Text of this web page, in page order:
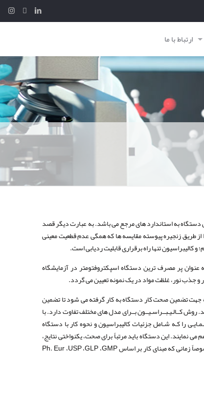
ارتباط با ما
دستگاه به استاندارد های مرجع می باشد. به عبارت دیگر قصد
از طریق زنجیره پیوسته مقایسه ها که همگی عدم قطعیت معینی
و کالیبراسیون تنها راه برقراری قابلیت ردیابی است.
عنوان پر مصرف ترین دستگاه اسپکتروفتومتر در آزمایشگاه
جذب نور، غلظت مواد در یک نمونه تعیین می گردد.
جهت تضمین صحت کار دستگاه به کار گرفته می شود تا تضمین
کــالـیـبــراسـیــون بــرای مدل های مختلف تفاوت دارد. با
را کـه شـامل جزئیات کالیبراسیون و نحوه کار با دستگاه
نمایند. این دستگاه باید مرتباً برای صحت، یکنواختی نتایج،
عملکرد و همچنین مستندات بررسی گردد. خصوصاً زمانی که مبنای کار بر اساسPh. Eur ،USP ،GLP ،GMP